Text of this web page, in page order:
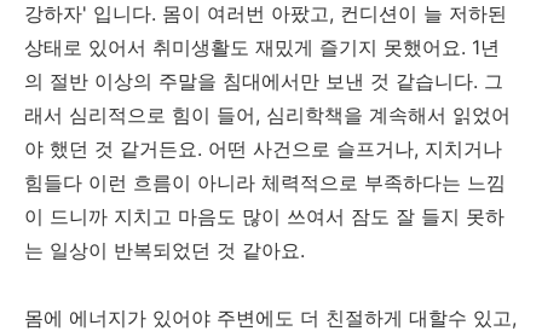
강하자' 입니다. 몸이 여러번 아팠고, 컨디션이 늘 저하된
상태로 있어서 취미생활도 재밌게 즐기지 못했어요. 1년
의 절반 이상의 주말을 침대에서만 보낸 것 같습니다. 그
래서 심리적으로 힘이 들어, 심리학책을 계속해서 읽었어
야 했던 것 같거든요. 어떤 사건으로 슬프거나, 지치거나
힘들다 이런 흐름이 아니라 체력적으로 부족하다는 느낌
이 드니까 지치고 마음도 많이 쓰여서 잠도 잘 들지 못하
는 일상이 반복되었던 것 같아요.
몸에 에너지가 있어야 주변에도 더 친절하게 대할수 있고,